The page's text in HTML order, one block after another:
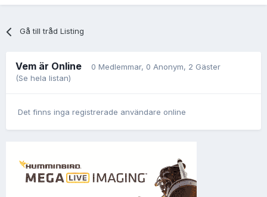
Gå till tråd Listing
Vem är Online 0 Medlemmar, 0 Anonym, 2 Gäster
(Se hela listan)
Det finns inga registrerade användare online